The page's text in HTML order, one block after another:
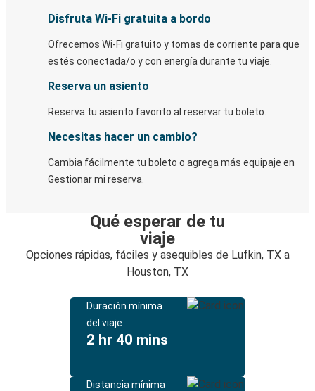
Disfruta Wi-Fi gratuita a bordo
Ofrecemos Wi-Fi gratuito y tomas de corriente para que
estés conectada/o y con energía durante tu viaje.
Reserva un asiento
Reserva tu asiento favorito al reservar tu boleto.
Necesitas hacer un cambio?
Cambia fácilmente tu boleto o agrega más equipaje en
Gestionar mi reserva.
Qué esperar de tu
viaje
Opciones rápidas, fáciles y asequibles de Lufkin, TX a
Houston, TX
Duración mínima
del viaje
2 hr 40 mins
Distancia mínima